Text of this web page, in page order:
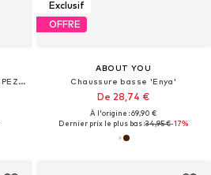
Chaussure basse 'HANDBALL SPEZIAL'
Exclusif
OFFRE
ABOUT YOU
Chaussure basse 'Enya'
De 28,74 €
À l'origine : 69,90 €
Dernier prix le plus bas :34,95 €-17%